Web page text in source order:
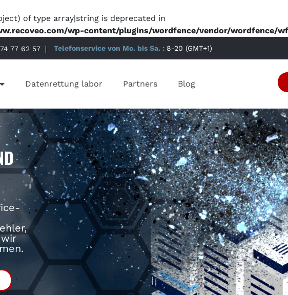
of type array|string is deprecated in
wp-content/plugins/wordfence/vendor/wordfence/
77 62 57 Telefonservice von Mo. bis Sa. : 8-20 (GMT+1)
Datenrettung labor Partners Blog